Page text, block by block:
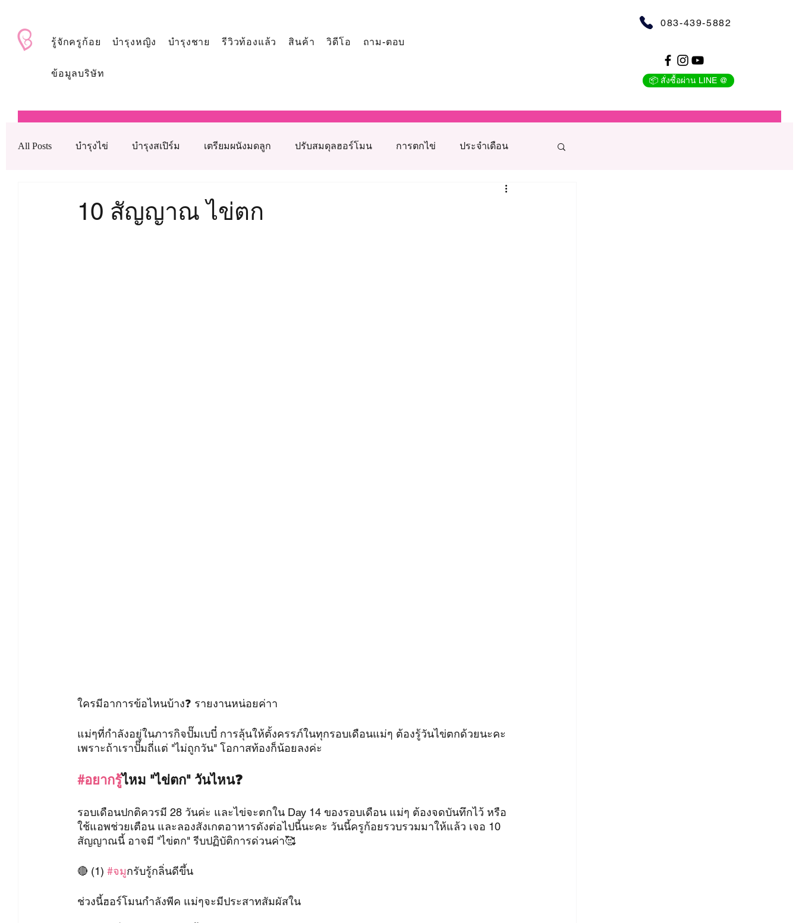
รู้จักครูก้อย บำรุงหญิง บำรุงชาย รีวิวท้องแล้ว สินค้า วิดีโอ ถาม-ตอบ
ข้อมูลบริษัท
083-439-5882
📦 สั่งซื้อผ่าน LINE @
All Posts บำรุงไข่ บำรุงสเปิร์ม เตรียมผนังมดลูก ปรับสมดุลฮอร์โมน การตกไข่ ประจำเดือน
10 สัญญาณ ไข่ตก
ใครมีอาการข้อไหนบ้าง❓ รายงานหน่อยค่าา
แม่ๆที่กำลังอยู่ในภารกิจปั๊มเบบี๋ การลุ้นให้ตั้งครรภ์ในทุกรอบเดือนแม่ๆ ต้องรู้วันไข่ตกด้วยนะคะ
เพราะถ้าเราปั๊มถี่แต่ "ไม่ถูกวัน" โอกาสท้องก็น้อยลงค่ะ
#อยากรู้ไหม "ไข่ตก" วันไหน❓
รอบเดือนปกติควรมี 28 วันค่ะ และไข่จะตกใน Day 14 ของรอบเดือน แม่ๆ ต้องจดบันทึกไว้ หรือ
ใช้แอพช่วยเตือน และลองสังเกตอาหารดังต่อไปนี้นะคะ วันนี้ครูก้อยรวบรวมมาให้แล้ว เจอ 10
สัญญาณนี้ อาจมี "ไข่ตก" รีบปฏิบัติการด่วนค่า🥰
🔴 (1) #จมูกรับรู้กลิ่นดีขึ้น
ช่วงนี้ฮอร์โมนกำลังพีค แม่ๆจะมีประสาทสัมผัสใน